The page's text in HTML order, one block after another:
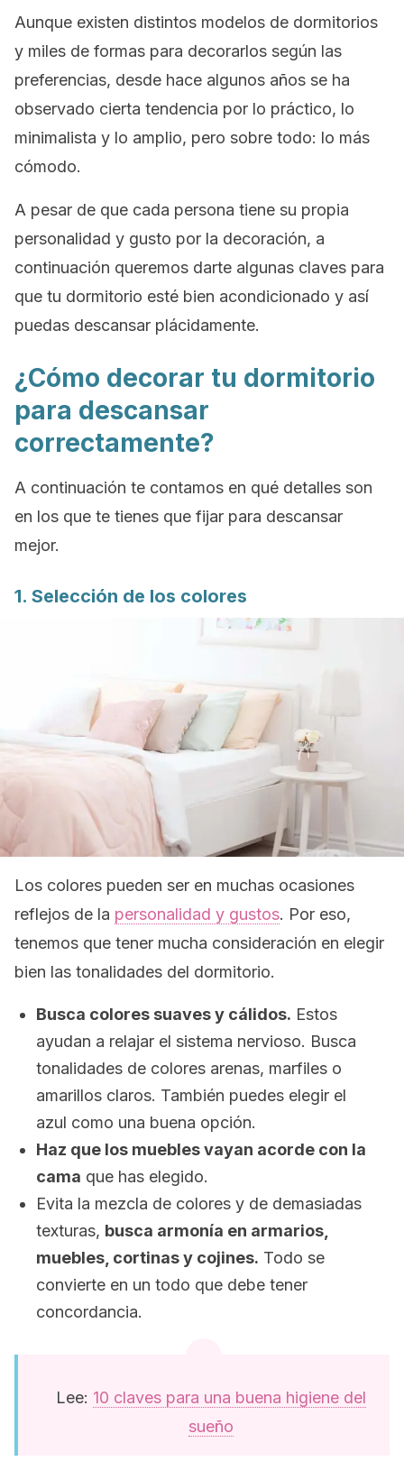
Aunque existen distintos modelos de dormitorios
y miles de formas para decorarlos según las
preferencias, desde hace algunos años se ha
observado cierta tendencia por lo práctico, lo
minimalista y lo amplio, pero sobre todo: lo más
cómodo.
A pesar de que cada persona tiene su propia
personalidad y gusto por la decoración, a
continuación queremos darte algunas claves para
que tu dormitorio esté bien acondicionado y así
puedas descansar plácidamente.
¿Cómo decorar tu dormitorio
para descansar
correctamente?
A continuación te contamos en qué detalles son
en los que te tienes que fijar para descansar
mejor.
1. Selección de los colores
Los colores pueden ser en muchas ocasiones
reflejos de la personalidad y gustos. Por eso,
tenemos que tener mucha consideración en elegir
bien las tonalidades del dormitorio.
Busca colores suaves y cálidos. Estos
ayudan a relajar el sistema nervioso. Busca
tonalidades de colores arenas, marfiles o
amarillos claros. También puedes elegir el
azul como una buena opción.
Haz que los muebles vayan acorde con la
cama que has elegido.
Evita la mezcla de colores y de demasiadas
texturas, busca armonía en armarios,
muebles, cortinas y cojines. Todo se
convierte en un todo que debe tener
concordancia.
Lee: 10 claves para una buena higiene del
sueño